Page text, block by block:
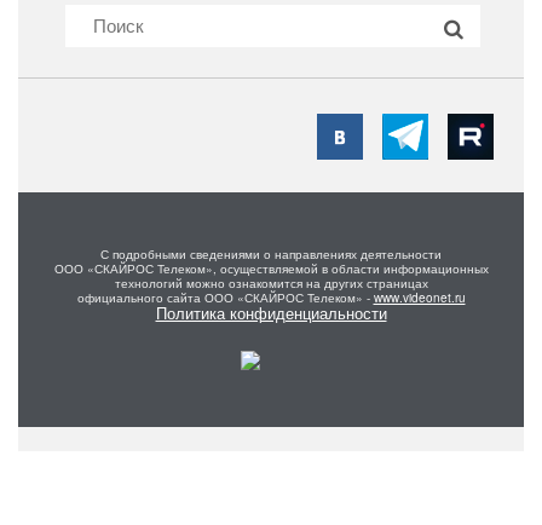
С подробными сведениями о направлениях деятельности
ООО «СКАЙРОС Телеком», осуществляемой в области информационных
технологий можно ознакомится на других страницах
официального сайта ООО «СКАЙРОС Телеком» - www.videonet.ru
Политика конфиденциальности